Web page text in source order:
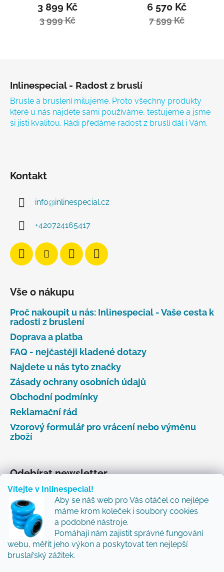
Vítejte v Inlinespecial!
Aby se náš web pro Vás otáčel co nejlépe
máme krom koleček i soubory cookies
a podobné nástroje.
Pomáhají nám zajistit správné fungování
webu, měřit jeho výkon a poskytovat ten nejlepší
bruslařský zážitek.
3 899 Kč
3 999 Kč
6 570 Kč
7 599 Kč
Inlinespecial - Radost z bruslí
Brusle a bruslení milujeme. Proto všechny produkty
které u nás najdete sami používáme, testujeme a jsme
si jisti kvalitou. Rádi předáme radost z bruslí dál i Vám.
Kontakt
info@inlinespecial.cz
+420724165417
Vše o nákupu
Proč nakoupit u nás: Inlinespecial - Vaše cesta k
radosti z bruslení
Doprava a platba
FAQ - nejčastěji kladené dotazy
Najdete u nás tyto značky
Zásady ochrany osobních údajů
Obchodní podmínky
Reklamační řád
Vzorový formulář pro vrácení nebo výměnu
zboží
Odebírat newsletter
Vložte svůj e-mail a my vám budeme zasílat informace
o nových produktech na našem e-shopu.
Přidejte se k nám a my Vám budeme zasílat ty nejlepší
novinky a tipy.
E-mail